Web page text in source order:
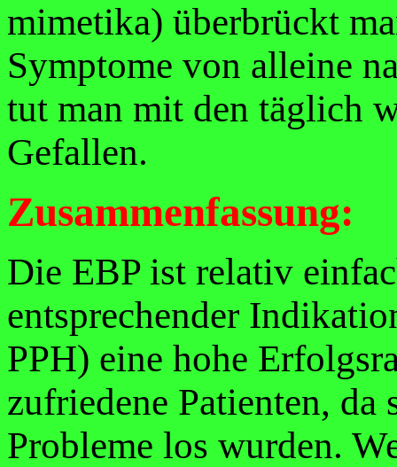
mimetika) überbrückt
Symptome von alleine
tut man mit den täglich
Gefallen.
Zusammenfassung:
Die EBP ist relativ
entsprechender
PPH) eine hohe
zufriedene Patienten,
Probleme los wurden.